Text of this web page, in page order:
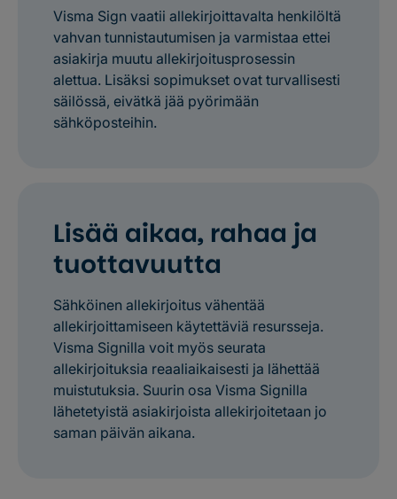
Visma Sign vaatii allekirjoittavalta henkilöltä
vahvan tunnistautumisen ja varmistaa ettei
asiakirja muutu allekirjoitusprosessin
alettua. Lisäksi sopimukset ovat turvallisesti
säilössä, eivätkä jää pyörimään
sähköposteihin.
Lisää aikaa, rahaa ja
tuottavuutta
Sähköinen allekirjoitus vähentää
allekirjoittamiseen käytettäviä resursseja.
Visma Signilla voit myös seurata
allekirjoituksia reaaliaikaisesti ja lähettää
muistutuksia. Suurin osa Visma Signilla
lähetetyistä asiakirjoista allekirjoitetaan jo
saman päivän aikana.